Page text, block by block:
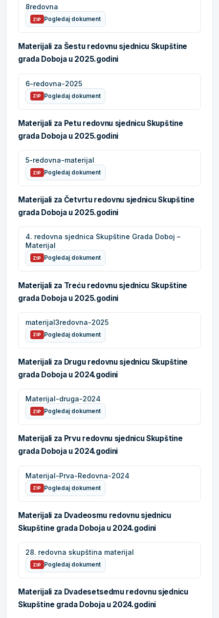
8redovna
ZIP Pogledaj dokument
Materijali za Šestu redovnu sjednicu Skupštine
grada Doboja u 2025.godini
6-redovna-2025
ZIP Pogledaj dokument
Materijali za Petu redovnu sjednicu Skupštine
grada Doboja u 2025.godini
5-redovna-materijal
ZIP Pogledaj dokument
Materijali za Četvrtu redovnu sjednicu Skupštine
grada Doboja u 2025.godini
4. redovna sjednica Skupštine Grada Doboj –
Materijal
ZIP Pogledaj dokument
Materijali za Treću redovnu sjednicu Skupštine
grada Doboja u 2025.godini
materijal3redovna-2025
ZIP Pogledaj dokument
Materijali za Drugu redovnu sjednicu Skupštine
grada Doboja u 2024.godini
Materijal-druga-2024
ZIP Pogledaj dokument
Materijali za Prvu redovnu sjednicu Skupštine
grada Doboja u 2024.godini
Materijal-Prva-Redovna-2024
ZIP Pogledaj dokument
Materijali za Dvadeosmu redovnu sjednicu
Skupštine grada Doboja u 2024.godini
28. redovna skupština materijal
ZIP Pogledaj dokument
Materijali za Dvadesetsedmu redovnu sjednicu
Skupštine grada Doboja u 2024.godini